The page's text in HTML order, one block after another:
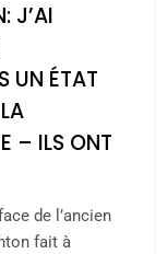
J’AI
UN ÉTAT
– ILS ONT
de l’ancien
fait à